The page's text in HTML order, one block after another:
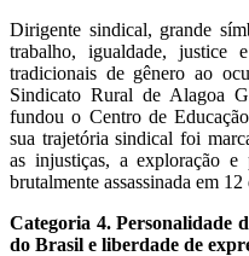
Dirigente sindical, grande
trabalho, igualdade, justice
tradicionais de gênero ao
Sindicato Rural de Alagoa
fundou o Centro de
sua trajetória sindical foi
as injustiças, a exploração
brutalmente assassinada em
Categoria 4. Personalidade
do Brasil e liberdade de